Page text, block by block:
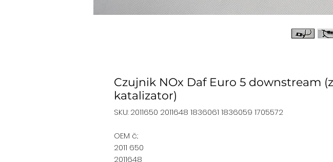
Czujnik NOx Daf Euro 5 downstream
katalizator)
SKU: 2011650 2011648 1836061 1836059 1705572
OEM č.:
2011 650
2011648